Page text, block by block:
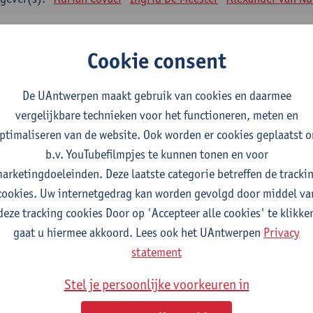
farmacie en biofarmacie II
Filip Kiekens
farmacie en biofarmacie II: praktijk
1E SEM
studiepunten
Filip Kiekens
structuurbepaling van geneesmiddelen
1E SEM
Tess De Bruyne Alexander van Nuijs Emmy Tuenter
en farmaceutische zorg I
Guido De Meyer Hans De Loof
Cookie consent
De UAntwerpen maakt gebruik van cookies en daarmee
vergelijkbare technieken voor het functioneren, meten en
van de website. Ook worden er cookies geplaatst
b.v. YouTubefilmpjes te kunnen tonen en voor
Deze laatste categorie betreffen de
Uw internetgedrag kan worden gevolgd door middel
tracking cookies Door op 'Accepteer alle cookies' te
gaat u hiermee akkoord. Lees ook het UAntwerpen Privacy
statement
Stel je persoonlijke voorkeuren in